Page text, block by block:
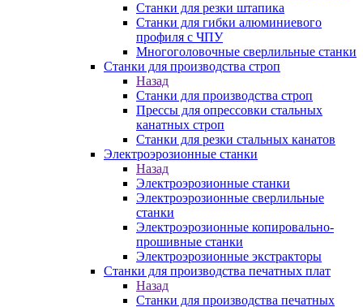
Станки для резки штапика
Станки для гибки алюминиевого
профиля с ЧПУ
Многоголовочные сверлильные станки
Станки для производства строп
Назад
Станки для производства строп
Прессы для опрессовки стальных
канатных строп
Станки для резки стальных канатов
Электроэрозионные станки
Назад
Электроэрозионные станки
Электроэрозионные сверлильные
станки
Электроэрозионные копировально-
прошивные станки
Электроэрозионные экстракторы
Станки для производства печатных плат
Назад
Станки для производства печатных